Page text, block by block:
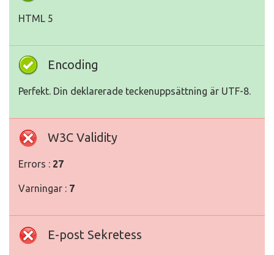
HTML 5
Encoding
Perfekt. Din deklarerade teckenuppsättning är UTF-8.
W3C Validity
Errors : 27
Varningar : 7
E-post Sekretess